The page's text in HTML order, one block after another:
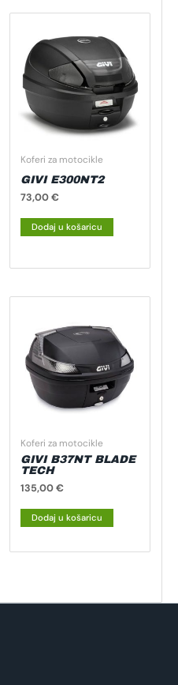
Koferi za motocikle
GIVI E300NT2
73,00€
Dodaj u košaricu
Koferi za motocikle
GIVI B37NT BLADE
TECH
135,00€
Dodaj u košaricu